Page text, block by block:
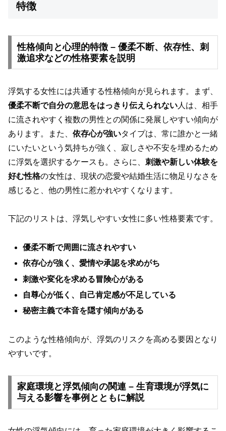
特徴
性格傾向と心理的特徴 – 優柔不断、依存性、刺
激追求などの性格要素を説明
浮気する女性には共通する性格傾向が見られます。まず、
優柔不断で自分の意思をはっきり伝えられない人は、相手
に流されやすく複数の男性との関係に発展しやすい傾向が
あります。また、 依存心が強いタイプは、常に誰かと一緒
にいたいという気持ちが強く、寂しさや不安を埋めるため
に浮気を選択するケースも。さらに、 刺激や新しい体験を
好む性格の女性は、現状の恋愛や結婚生活に物足りなさを
感じると、他の男性に惹かれやすくなります。
下記のリストは、浮気しやすい女性に多い性格要素です。
優柔不断で周囲に流されやすい
依存心が強く、愛情や承認を求めがち
刺激や変化を求める冒険心がある
自尊心が低く、自己肯定感が不足している
秘密主義で本音を隠す傾向がある
このような性格傾向が、浮気のリスクを高める要因となり
やすいです。
家庭環境と浮気傾向の関連 – 生育環境が浮気に
与える影響を事例とともに解説